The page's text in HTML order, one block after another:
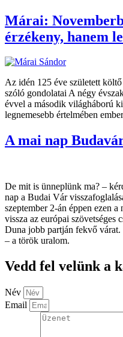
Márai:
érzékeny, hanem
Az idén 125 éve született
szóló gondolatai A négy
évvel a második világháború
legnemesebb értelmében
A mai nap
De mit is ünneplünk ma? –
nap a Budai Vár
szeptember 2-án éppen ezen
vissza az európai szövetséges
Duna jobb partján fekvő
– a török uralom.
Vedd fel velünk a
Név
Email